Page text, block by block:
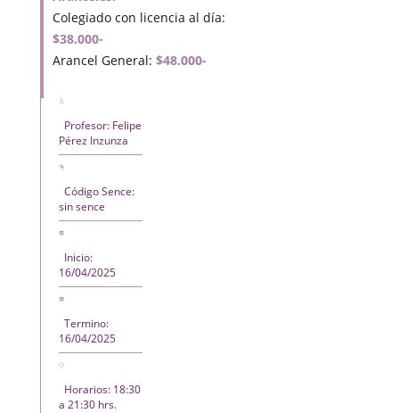
Colegiado con licencia al día:
$38.000-
Arancel General: $48.000-
Profesor: Felipe
Pérez Inzunza
Código Sence:
sin sence
Inicio:
16/04/2025
Termino:
16/04/2025
Horarios: 18:30
a 21:30 hrs.